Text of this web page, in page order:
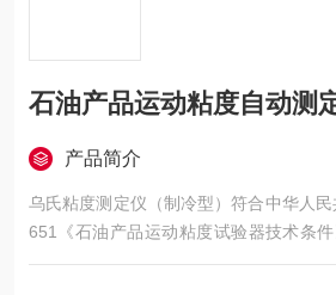
石油产品运动粘度自动测
产品简介
乌氏粘度测定仪（制冷型）符合中华人
651《石油产品运动粘度试验器技术条件
于按中华人民共和国标准 GB/T 265《